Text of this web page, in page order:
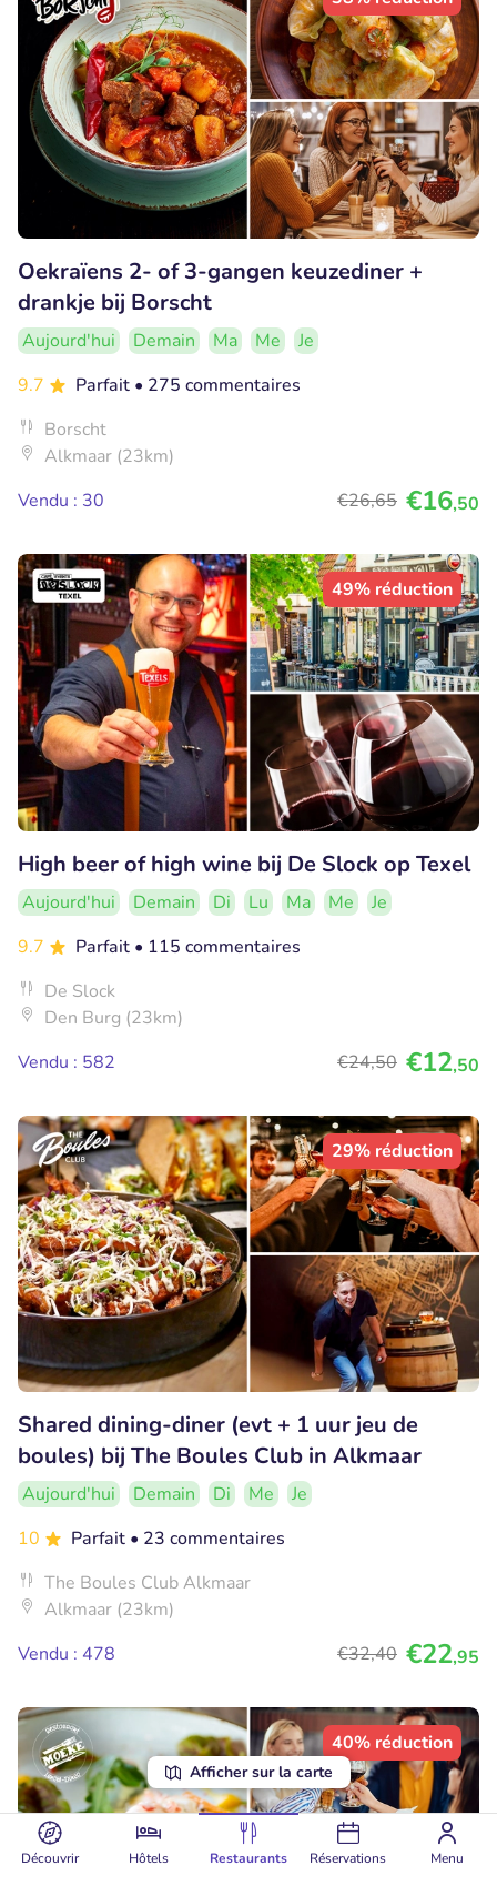
Découvrir Hôtels Restaurants Réservations Menu
Afficher sur la carte
Oekraïens 2- of 3-gangen keuzediner +
drankje bij Borscht
Aujourd'hui Demain Ma Me
Je
9.7
Parfait • 275 commentaires
Borscht
Alkmaar (23km)
Vendu : 30
€26,65 €16,50
49% réduction
High beer of high wine bij De Slock op Texel
Aujourd'hui Demain Di Lu Ma Me
Je
9.7
Parfait • 115 commentaires
De Slock
Den Burg (23km)
Vendu : 582
€24,50 €12,50
29% réduction
Shared dining-diner (evt + 1 uur jeu de
boules) bij The Boules Club in Alkmaar
Aujourd'hui Demain Di Me
Je
10
Parfait • 23 commentaires
The Boules Club Alkmaar
Alkmaar (23km)
Vendu : 478
€32,40 €22,95
40% réduction